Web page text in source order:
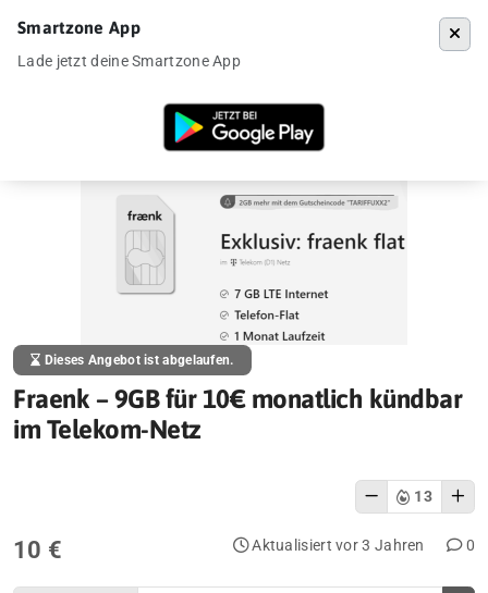
»Fraenk – 9GB für 10€ monatlich kündbar im
Dieses Angebot ist abgelaufen.
Fraenk – 9GB für 10€ monatlich kündbar
im Telekom-Netz
13
10 € Aktualisiert vor 3 Jahren 0
Smartzone App
Lade jetzt deine Smartzone App